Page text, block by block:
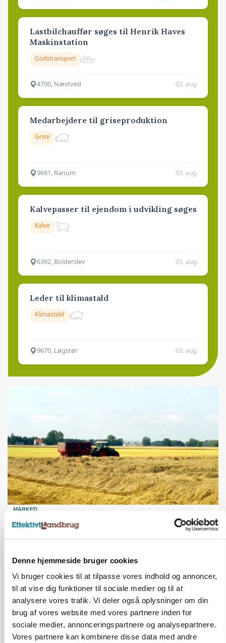
Denne hjemmeside bruger cookies
Vi bruger cookies til at tilpasse vores indhold og annoncer,
til at vise dig funktioner til sociale medier og til at
analysere vores trafik. Vi deler også oplysninger om din
brug af vores website med vores partnere inden for
sociale medier, annonceringspartnere og analysepartnere.
Vores partnere kan kombinere disse data med andre
Lastbilchauffør søges til Henrik Haves
Maskinstation
Godstransport
4700, Næstved 03. aug.
Medarbejdere til griseproduktion
Grise
9681, Ranum 03. aug.
Kalvepasser til ejendom i udvikling søges
Kalve
6392, Bolderslev 03. aug.
Leder til klimastald
Klimastald
9670, Løgstør 03. aug.
MARKED
Høstpres kan sænke hvedeprisen yderligere